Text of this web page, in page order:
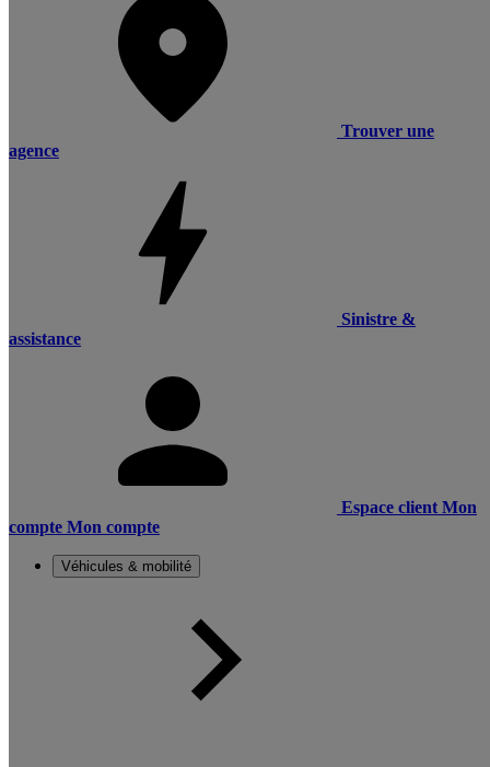
Trouver une
agence
Sinistre &
assistance
Espace client Mon
compte Mon compte
Véhicules & mobilité